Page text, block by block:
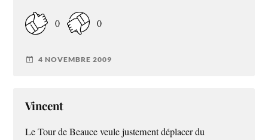
0 0
4 NOVEMBRE 2009
Vincent
Le Tour de Beauce veule justement déplacer du